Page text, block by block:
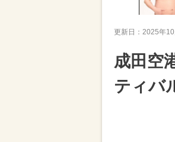
更新日： 2025年10
成田空
ティバ